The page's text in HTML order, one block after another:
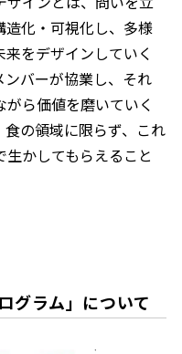
造化・可視化し、多様
をデザインしていく
バーが協業し、それ
ら価値を磨いていく
の領域に限らず、これ
かしてもらえること
グラム」について